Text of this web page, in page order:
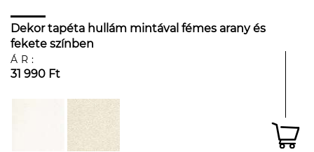
Dekor tapéta hullám mintával fémes arany és
fekete színben
ÁR:
31 990 Ft